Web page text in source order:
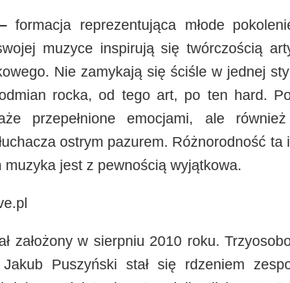
formacja reprezentująca młode
muzyce inspirują się twórczością
Nie zamykają się ściśle w jednej
rocka, od tego art, po ten hard.
przepełnione emocjami, ale
ostrym pazurem. Różnorodność ta
muzyka jest z pewnością wyjątkowa.
założony w sierpniu 2010 roku.
Puszyński stał się rdzeniem